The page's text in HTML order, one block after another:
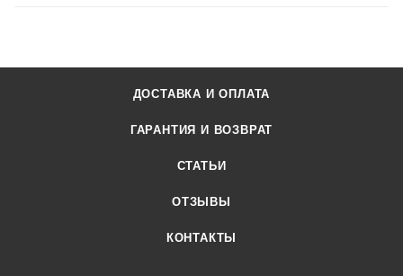
ДОСТАВКА И ОПЛАТА
ГАРАНТИЯ И ВОЗВРАТ
СТАТЬИ
ОТЗЫВЫ
КОНТАКТЫ